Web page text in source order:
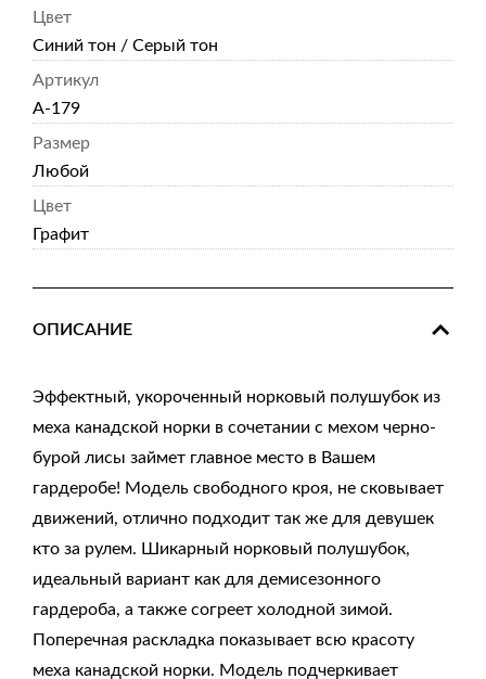
Цвет
Синий тон / Серый тон
Артикул
А-179
Размер
Любой
Цвет
Графит
ОПИСАНИЕ
Эффектный, укороченный норковый полушубок из
меха канадской норки в сочетании с мехом черно-
бурой лисы займет главное место в Вашем
гардеробе! Модель свободного кроя, не сковывает
движений, отлично подходит так же для девушек
кто за рулем. Шикарный норковый полушубок,
идеальный вариант как для демисезонного
гардероба, а также согреет холодной зимой.
Поперечная раскладка показывает всю красоту
меха канадской норки. Модель подчеркивает